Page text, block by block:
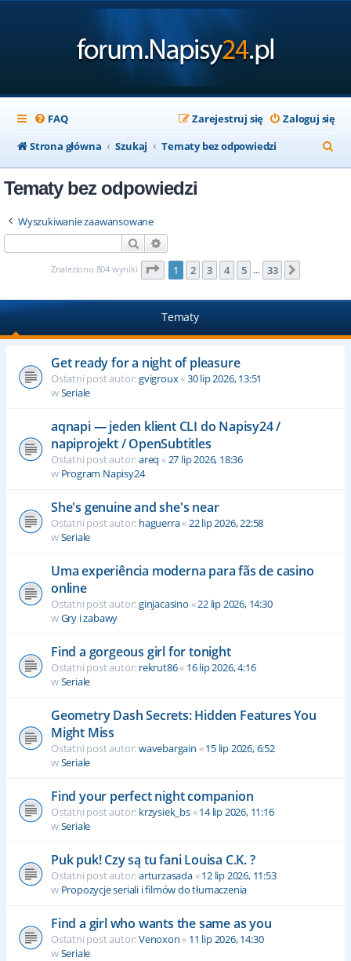
FAQ Zaloguj się
Zarejestruj się
Strona główna
Szukaj Tematy bez odpowiedzi
z
Tematy bez odpowiedzi
Wyszukiwanie zaawansowane
Szukaj
Znaleziono 804 wyniki Strona1 z33
1 2 3 4 5 … 33
Tematy
Get ready for a night of pleasure
Ostatni post autor:gvigroux«30 lip 2026, 13:51
wSeriale
aqnapi — jeden klient CLI do Napisy24 /
napiprojekt / OpenSubtitles
Ostatni post autor:areq « 27 lip 2026, 18:36
w Program Napisy24
She's genuine and she's near
Ostatni post autor: haguerra« 22 lip 2026, 22:58
wSeriale
Uma experiência moderna para fãs de casino
online
Ostatni post autor:ginjacasino «22 lip 2026, 14:30
wGry i zabawy
Find a gorgeous girl for tonight
Ostatni post autor: rekrut86« 16 lip 2026, 4:16
wSeriale
Geometry Dash Secrets: Hidden Features You
Might Miss
Ostatni post autor:wavebargain «15 lip 2026, 6:52
wSeriale
Find your perfect night companion
Ostatni post autor: krzysiek_bs«14 lip 2026, 11:16
wSeriale
Puk puk! Czy są tu fani Louisa C.K. ?
Ostatni post autor:arturzasada«12 lip 2026, 11:53
w Propozycje seriali i filmów do tłumaczenia
Find a girl who wants the same as you
Ostatni post autor:Venoxon« 11 lip 2026, 14:30
wSeriale